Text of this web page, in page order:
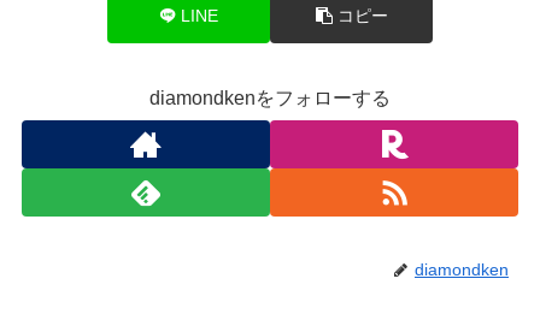
LINE コピー
diamondkenをフォローする
diamondken